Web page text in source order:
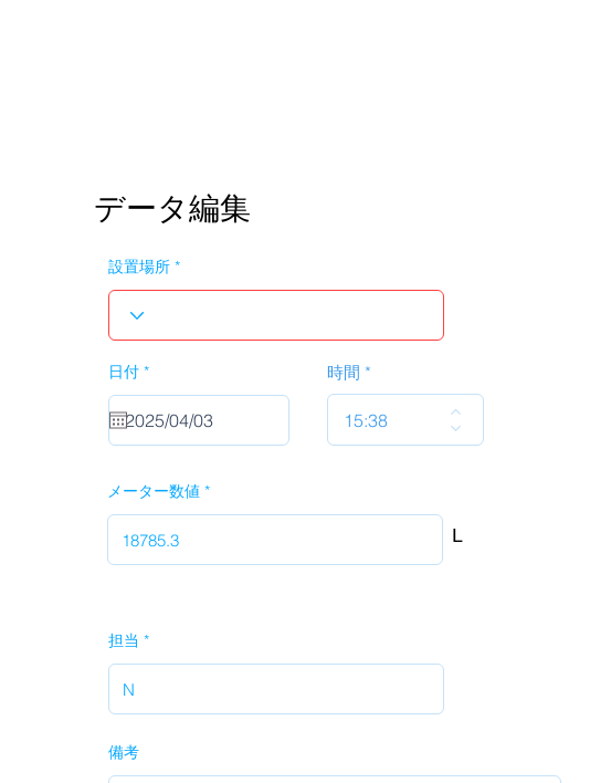
データ編集
設置場所
日付 *r
q
u
i
r
時間
メーター数値
L
担当
備考